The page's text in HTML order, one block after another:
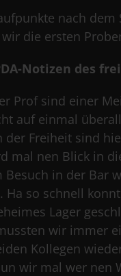
nach
die ersten
Notizen des
Prof sind einer
auf einmal
der Freiheit sind
mal nen Blick in
Besuch in der Bar
Ha so schnell
Lager
wir immer
Kollegen
wir mal wer nen